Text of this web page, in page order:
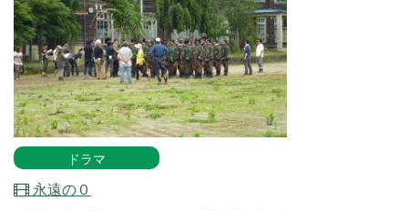
ドラマ
永遠の０